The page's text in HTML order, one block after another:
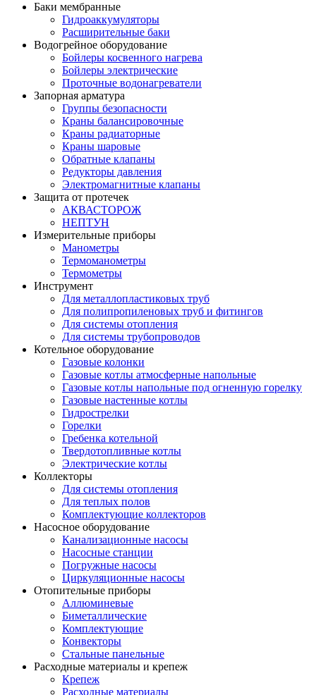
Баки мембранные
Гидроаккумуляторы
Расширительные баки
Водогрейное оборудование
Бойлеры косвенного нагрева
Бойлеры электрические
Проточные водонагреватели
Запорная арматура
Группы безопасности
Краны балансировочные
Краны радиаторные
Краны шаровые
Обратные клапаны
Редукторы давления
Электромагнитные клапаны
Защита от протечек
АКВАСТОРОЖ
НЕПТУН
Измерительные приборы
Манометры
Термоманометры
Термометры
Инструмент
Для металлопластиковых труб
Для полипропиленовых труб и фитингов
Для системы отопления
Для системы трубопроводов
Котельное оборудование
Газовые колонки
Газовые котлы атмосферные напольные
Газовые котлы напольные под огненную горелку
Газовые настенные котлы
Гидрострелки
Горелки
Гребенка котельной
Твердотопливные котлы
Электрические котлы
Коллекторы
Для системы отопления
Для теплых полов
Комплектующие коллекторов
Насосное оборудование
Канализационные насосы
Насосные станции
Погружные насосы
Циркуляционные насосы
Отопительные приборы
Аллюминевые
Биметаллические
Комплектующие
Конвекторы
Стальные панельные
Расходные материалы и крепеж
Крепеж
Расходные материалы